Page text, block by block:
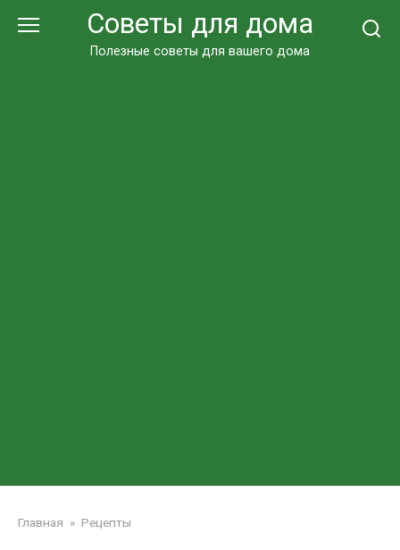
Советы для дома
Полезные советы для вашего дома
Главная » Рецепты